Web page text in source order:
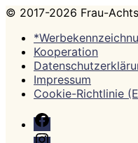
© 2017-2026 Frau-
Kooperation
Impressum
Cookie-Richtlinie
Facebook
Instagram